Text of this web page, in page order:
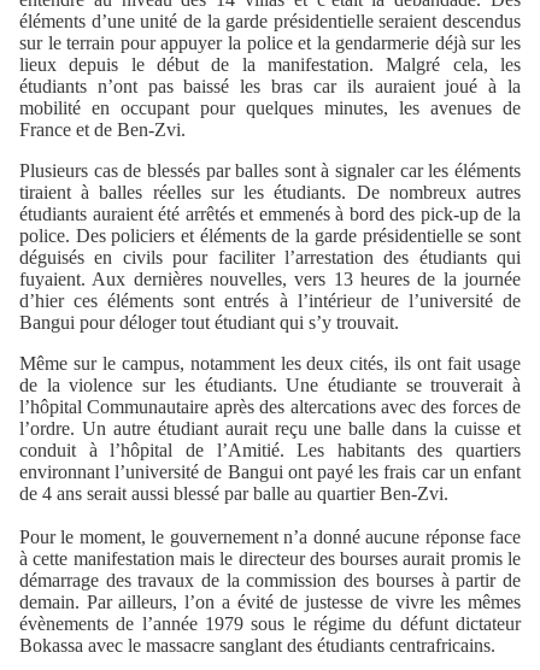
éléments d’une unité de la garde présidentielle seraient descendus
sur le terrain pour appuyer la police et la gendarmerie déjà sur les
lieux depuis le début de la manifestation. Malgré cela, les
étudiants n’ont pas baissé les bras car ils auraient joué à la
mobilité en occupant pour quelques minutes, les avenues de
France et de Ben-Zvi.
Plusieurs cas de blessés par balles sont à signaler car les éléments
tiraient à balles réelles sur les étudiants. De nombreux autres
étudiants auraient été arrêtés et emmenés à bord des pick-up de la
police. Des policiers et éléments de la garde présidentielle se sont
déguisés en civils pour faciliter l’arrestation des étudiants qui
fuyaient. Aux dernières nouvelles, vers 13 heures de la journée
d’hier ces éléments sont entrés à l’intérieur de l’université de
Bangui pour déloger tout étudiant qui s’y trouvait.
Même sur le campus, notamment les deux cités, ils ont fait usage
de la violence sur les étudiants. Une étudiante se trouverait à
l’hôpital Communautaire après des altercations avec des forces de
l’ordre. Un autre étudiant aurait reçu une balle dans la cuisse et
conduit à l’hôpital de l’Amitié. Les habitants des quartiers
environnant l’université de Bangui ont payé les frais car un enfant
de 4 ans serait aussi blessé par balle au quartier Ben-Zvi.
Pour le moment, le gouvernement n’a donné aucune réponse face
à cette manifestation mais le directeur des bourses aurait promis le
démarrage des travaux de la commission des bourses à partir de
demain. Par ailleurs, l’on a évité de justesse de vivre les mêmes
évènements de l’année 1979 sous le régime du défunt dictateur
Bokassa avec le massacre sanglant des étudiants centrafricains.